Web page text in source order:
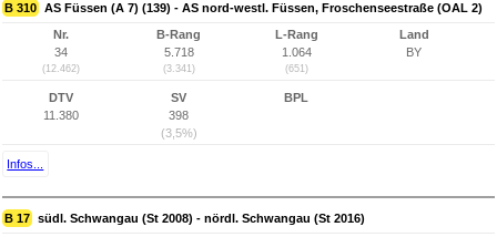
B 310 AS Füssen (A 7) (139) - AS nord-westl. Füssen, Froschenseestraße (OAL 2)
Nr.
34
(12.462)
B-Rang
5.718
(3.341)
L-Rang
1.064
(651)
Land
BY
DTV
11.380
SV
398
(3,5%)
BPL
Infos...
B 17 südl. Schwangau (St 2008) - nördl. Schwangau (St 2016)